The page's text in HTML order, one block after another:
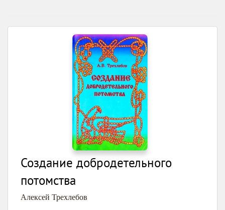
Создание добродетельного
потомства
Алексей Трехлебов